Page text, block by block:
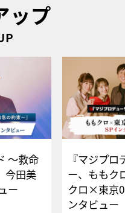
ップ
～救命
今田美
ュー
『マジプロ
ー、ももク
クロ×東京
ンタビュー